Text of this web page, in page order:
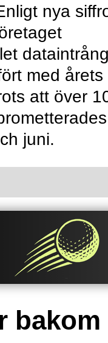
nya
med årets
att över
juni.
bakom